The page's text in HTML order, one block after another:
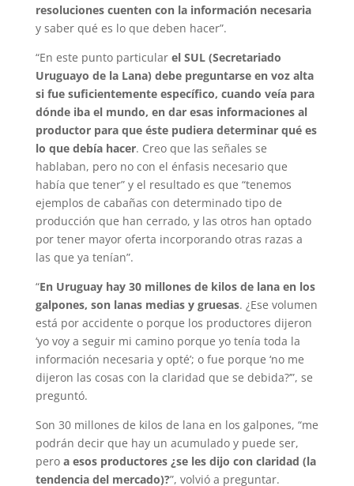
resoluciones cuenten con la información necesaria
y saber qué es lo que deben hacer”.
“En este punto particular el SUL (Secretariado
Uruguayo de la Lana) debe preguntarse en voz alta
si fue suficientemente específico, cuando veía para
dónde iba el mundo, en dar esas informaciones al
productor para que éste pudiera determinar qué es
lo que debía hacer. Creo que las señales se
hablaban, pero no con el énfasis necesario que
había que tener” y el resultado es que “tenemos
ejemplos de cabañas con determinado tipo de
producción que han cerrado, y las otros han optado
por tener mayor oferta incorporando otras razas a
las que ya tenían”.
“En Uruguay hay 30 millones de kilos de lana en los
galpones, son lanas medias y gruesas. ¿Ese volumen
está por accidente o porque los productores dijeron
‘yo voy a seguir mi camino porque yo tenía toda la
información necesaria y opté’; o fue porque ‘no me
dijeron las cosas con la claridad que se debida?’”, se
preguntó.
Son 30 millones de kilos de lana en los galpones, “me
podrán decir que hay un acumulado y puede ser,
pero a esos productores ¿se les dijo con claridad (la
tendencia del mercado)?”, volvió a preguntar.